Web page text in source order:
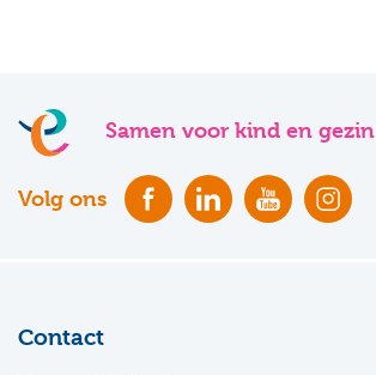
Samen voor kind en gezin
Volg ons
Contact